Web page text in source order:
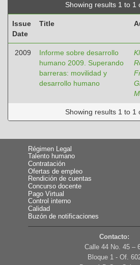
Showing results 1 to 1
Issue
Date
Title
2009
Informe sobre desarrollo
humano 2009. Superando
barreras: movilidad y
desarrollo humano
Showing results 1 to 1
Régimen Legal
Talento humano
Contratación
Ofertas de empleo
Rendición de cuentas
Concurso docente
Pago Virtual
Control interno
Calidad
Buzón de notificaciones
Contacto:
Calle 44 No. 45 –
Bloque 1 - Of.